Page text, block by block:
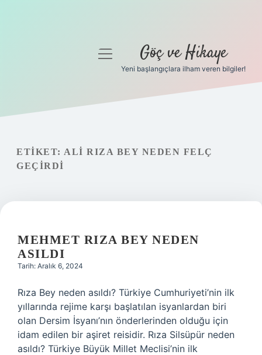
Gizlilik Politikası
Hakkımızda
menüyü
Göç ve Hikaye
Yeni başlangıçlara ilham veren bilgiler!
ETIKET: ALI RIZA BEY NEDEN FELÇ
GEÇIRDI
MEHMET RIZA BEY NEDEN
ASILDI
Tarih: Aralık 6, 2024
Rıza Bey neden asıldı? Türkiye Cumhuriyeti’nin ilk
yıllarında rejime karşı başlatılan isyanlardan biri
olan Dersim İsyanı’nın önderlerinden olduğu için
idam edilen bir aşiret reisidir. Rıza Silsüpür neden
asıldı? Türkiye Büyük Millet Meclisi’nin ilk